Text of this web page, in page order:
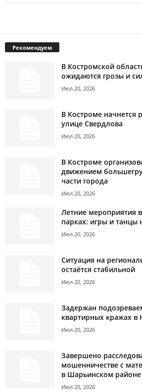
Рекомендуем
В Костромской
ожидаются грозы и
Июл 20, 2026
В Костроме начнется
улице Свердлова
Июл 20, 2026
В Костроме
движением
части города
Июл 20, 2026
Летние мероприятия
парках: игры и танцы
Июл 20, 2026
Ситуация на
остаётся стабильной
Июл 20, 2026
Задержан
квартирных кражах в
Июл 20, 2026
Завершено
мошенничестве с
в Шарьинском районе
Июл 20, 2026